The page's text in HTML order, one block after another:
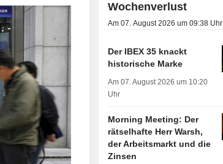
Wochenverlust
Am 07. August 2026 um 09:38 Uhr
Der IBEX 35 knackt
historische Marke
Am 07. August 2026 um 10:20
Uhr
Morning Meeting: Der
rätselhafte Herr Warsh,
der Arbeitsmarkt und die
Zinsen